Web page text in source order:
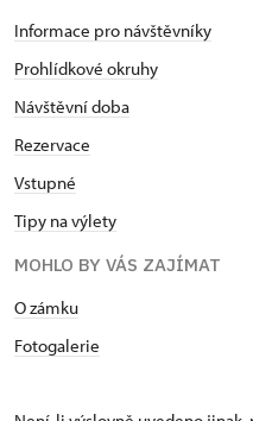
Informace pro návštěvníky
Prohlídkové okruhy
Návštěvní doba
Rezervace
Vstupné
Tipy na výlety
MOHLO BY VÁS ZAJÍMAT
O zámku
Fotogalerie